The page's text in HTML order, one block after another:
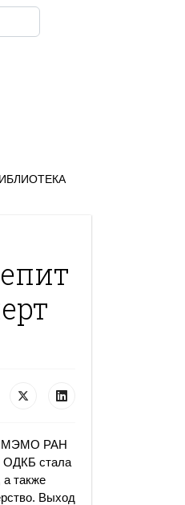
ИМЭМО РАН
ОДКБ стала
также
Выход